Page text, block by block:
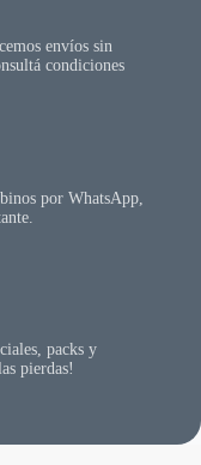
envíos sin
condiciones
por WhatsApp,
packs y
pierdas!